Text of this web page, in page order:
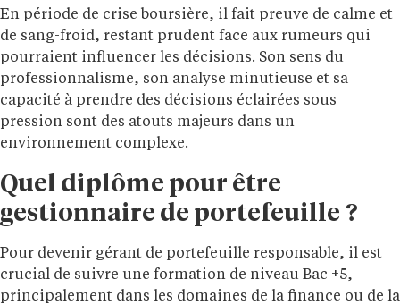
En période de crise boursière, il fait preuve de calme et
de sang-froid, restant prudent face aux rumeurs qui
pourraient influencer les décisions. Son sens du
professionnalisme, son analyse minutieuse et sa
capacité à prendre des décisions éclairées sous
pression sont des atouts majeurs dans un
environnement complexe.
Quel diplôme pour être
gestionnaire de portefeuille ?
Pour devenir gérant de portefeuille responsable, il est
crucial de suivre une formation de niveau Bac +5,
principalement dans les domaines de la finance ou de la